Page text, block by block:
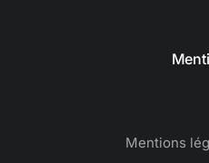
Mentions